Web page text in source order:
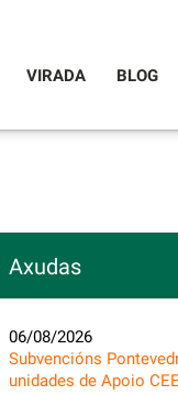
VIRADA BLOG
Axudas
06/08/2026
Subvencións
unidades de Apoio